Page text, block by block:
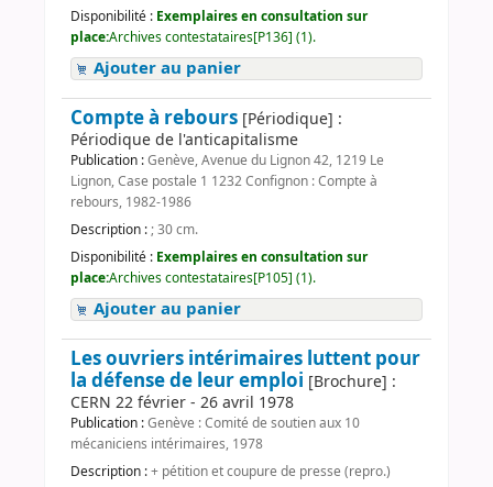
Disponibilité : Exemplaires en consultation sur
place:Archives contestataires[P136] (1).
Ajouter au panier
Compte à rebours [Périodique] :
Périodique de l'anticapitalisme
Publication :Genève, Avenue du Lignon 42, 1219 Le
Lignon, Case postale 1 1232 Confignon : Compte à
rebours, 1982-1986
Description :; 30 cm.
Disponibilité : Exemplaires en consultation sur
place:Archives contestataires[P105] (1).
Ajouter au panier
Les ouvriers intérimaires luttent pour
la défense de leur emploi [Brochure] :
CERN 22 février - 26 avril 1978
Publication :Genève : Comité de soutien aux 10
mécaniciens intérimaires, 1978
Description :+ pétition et coupure de presse (repro.)